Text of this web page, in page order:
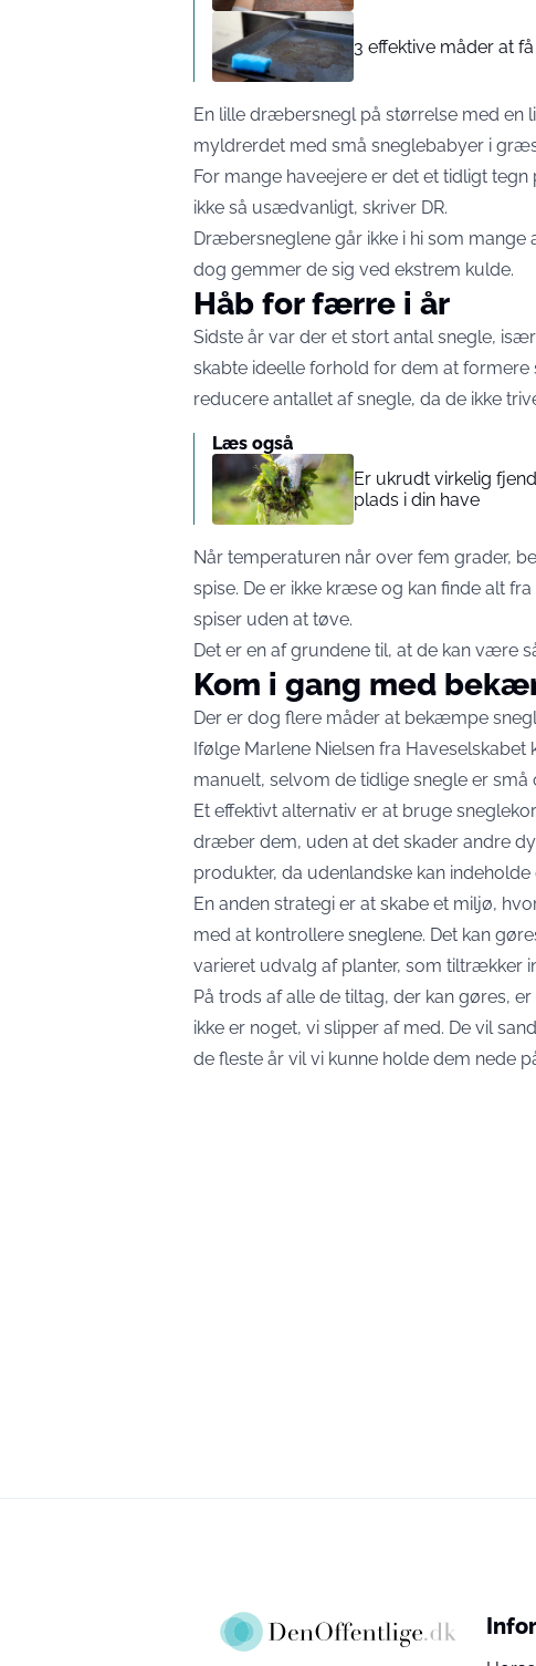
3 effektive måder at
En lille dræbersnegl på størrelse med en
myldrerdet med små sneglebabyer i
For mange haveejere er det et tidligt
ikke så usædvanligt, skriver DR.
Dræbersneglene går ikke i hi som
dog gemmer de sig ved ekstrem kulde.
Håb for færre i år
Sidste år var der et stort antal snegle,
skabte ideelle forhold for dem at
reducere antallet af snegle, da de ikke
Læs også
Er ukrudt virkelig
plads i din have
Når temperaturen når over fem grader,
spise. De er ikke kræse og kan finde alt
spiser uden at tøve.
Det er en af grundene til, at de kan være
Kom i gang med
Der er dog flere måder at bekæmpe
Ifølge Marlene Nielsen fra
manuelt, selvom de tidlige snegle er
Et effektivt alternativ er at bruge
dræber dem, uden at det skader andre
produkter, da udenlandske kan indeholde
En anden strategi er at skabe et miljø,
med at kontrollere sneglene. Det kan
varieret udvalg af planter, som tiltrækker
På trods af alle de tiltag, der kan gøres,
ikke er noget, vi slipper af med. De vil
de fleste år vil vi kunne holde dem nede